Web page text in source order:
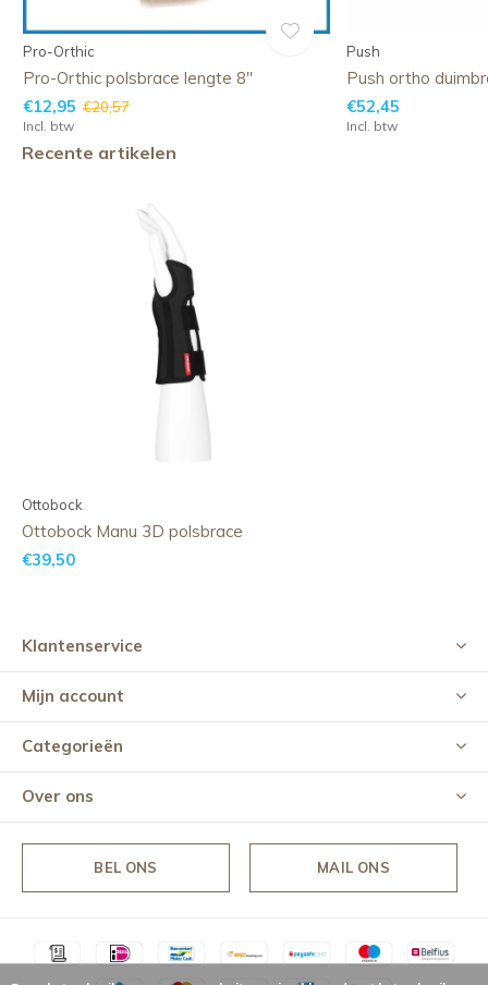
Pro-Orthic
Pro-Orthic polsbrace lengte 8''
€12,95 €20,57
Incl. btw
Push
Push ortho
€52,45
Incl. btw
Recente artikelen
Ottobock
Ottobock Manu 3D polsbrace
€39,50
Klantenservice
Mijn account
Categorieën
Over ons
BEL ONS MAIL ONS